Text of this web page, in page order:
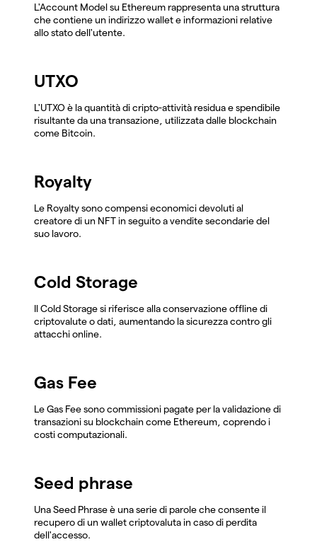
L'Account Model su Ethereum rappresenta una struttura
che contiene un indirizzo wallet e informazioni relative
allo stato dell'utente.
UTXO
L'UTXO è la quantità di cripto-attività residua e spendibile
risultante da una transazione, utilizzata dalle blockchain
come Bitcoin.
Royalty
Le Royalty sono compensi economici devoluti al
creatore di un NFT in seguito a vendite secondarie del
suo lavoro.
Cold Storage
Il Cold Storage si riferisce alla conservazione offline di
criptovalute o dati, aumentando la sicurezza contro gli
attacchi online.
Gas Fee
Le Gas Fee sono commissioni pagate per la validazione di
transazioni su blockchain come Ethereum, coprendo i
costi computazionali.
Seed phrase
Una Seed Phrase è una serie di parole che consente il
recupero di un wallet criptovaluta in caso di perdita
dell'accesso.